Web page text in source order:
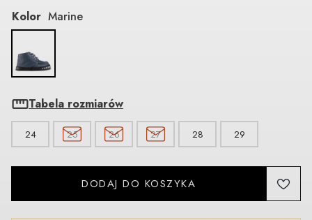
Kolor Marine
Tabela rozmiarów
24 25 26 27 28 29
DODAJ DO KOSZYKA